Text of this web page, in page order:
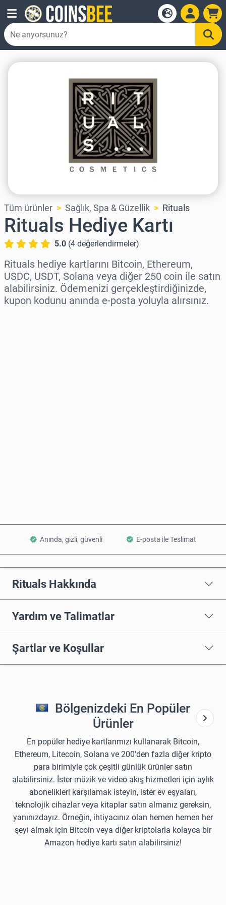
Tüm ürünler Sağlık, Spa & Güzellik Rituals
Rituals Hediye Kartı
5.0 (4 değerlendirmeler)
Rituals hediye kartlarını Bitcoin, Ethereum,
USDC, USDT, Solana veya diğer 250 coin ile satın
alabilirsiniz. Ödemenizi gerçekleştirdiğinizde,
kupon kodunu anında e-posta yoluyla alırsınız.
Anında, gizli, güvenli E-posta ile Teslimat
Rituals Hakkında
Yardım ve Talimatlar
Şartlar ve Koşullar
Bölgenizdeki En Popüler
Ürünler
En popüler hediye kartlarımızı kullanarak Bitcoin,
Ethereum, Litecoin, Solana ve 200'den fazla diğer kripto
para birimiyle çok çeşitli günlük ürünler satın
alabilirsiniz. İster müzik ve video akış hizmetleri için aylık
abonelikleri karşılamak isteyin, ister ev eşyaları,
teknolojik cihazlar veya kitaplar satın almanız gereksin,
yanınızdayız. Örneğin, ihtiyacınız olan hemen hemen her
şeyi almak için Bitcoin veya diğer kriptolarla kolayca bir
Amazon hediye kartı satın alabilirsiniz!